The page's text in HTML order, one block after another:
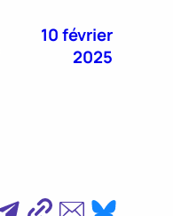
10 février
2025